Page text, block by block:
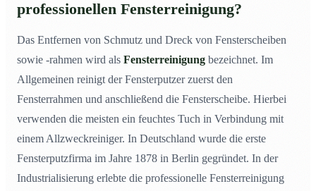
professionellen Fensterreinigung?
Das Entfernen von Schmutz und Dreck von Fensterscheiben
sowie -rahmen wird als Fensterreinigung bezeichnet. Im
Allgemeinen reinigt der Fensterputzer zuerst den
Fensterrahmen und anschließend die Fensterscheibe. Hierbei
verwenden die meisten ein feuchtes Tuch in Verbindung mit
einem Allzweckreiniger. In Deutschland wurde die erste
Fensterputzfirma im Jahre 1878 in Berlin gegründet. In der
Industrialisierung erlebte die professionelle Fensterreinigung